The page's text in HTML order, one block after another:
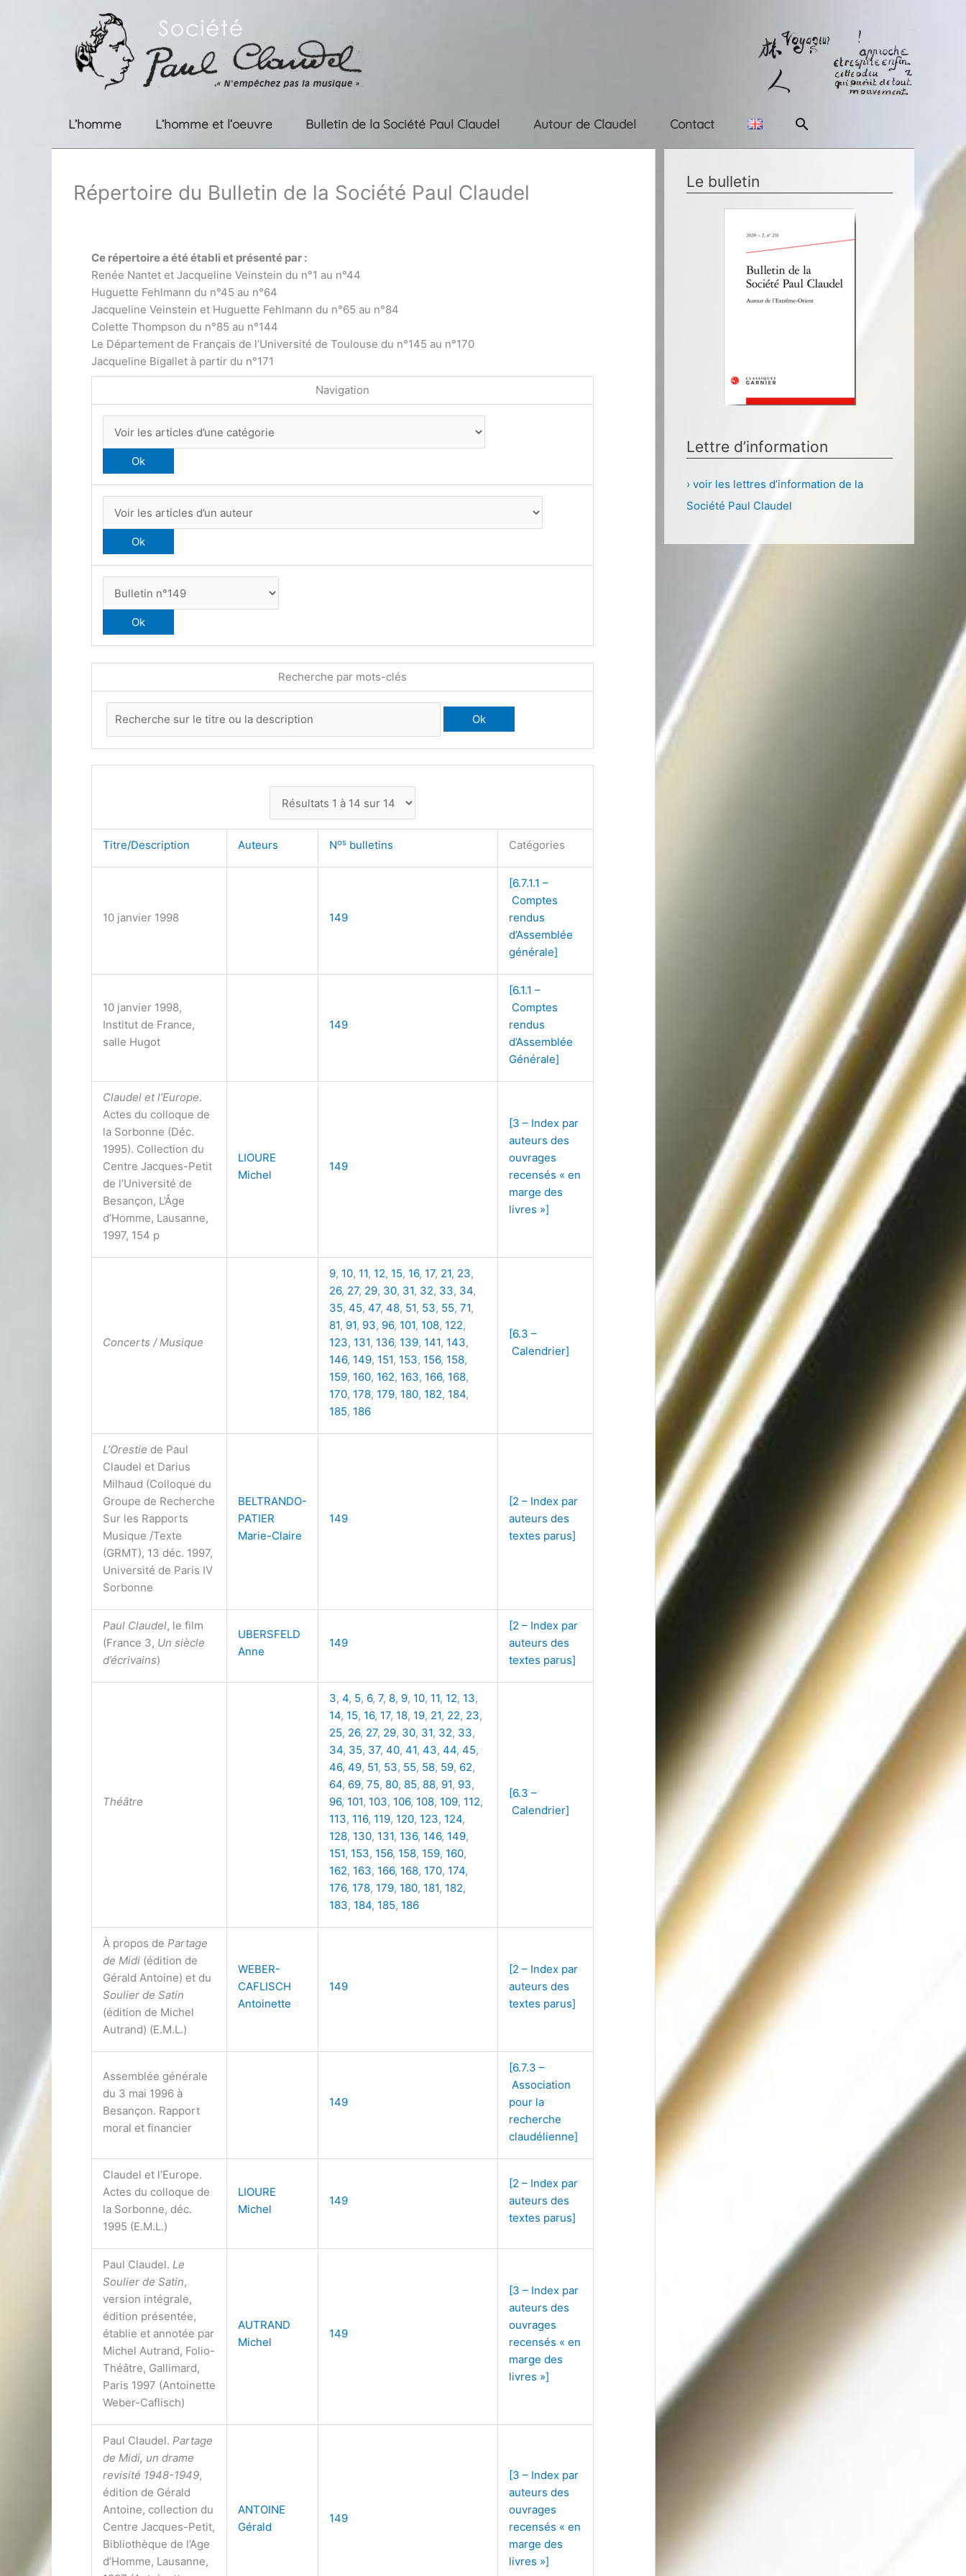
L’homme L’homme et l’oeuvre Bulletin de la Société Paul Claudel Autour de Claudel Contact Rechercher
Répertoire du Bulletin de la Société Paul Claudel
Ce répertoire a été établi et présenté par :
Renée Nantet et Jacqueline Veinstein du n°1 au n°44
Huguette Fehlmann du n°45 au n°64
Jacqueline Veinstein et Huguette Fehlmann du n°65 au n°84
Colette Thompson du n°85 au n°144
Le Département de Français de l’Université de Toulouse du n°145 au n°170
Jacqueline Bigallet à partir du n°171
Navigation
Recherche par mots-clés
Titre/Description Auteurs Nos bulletins Catégories
10 janvier 1998 149
[6.7.1.1 –
Comptes
rendus
d’Assemblée
générale]
10 janvier 1998,
Institut de France,
salle Hugot
149
[6.1.1 –
Comptes
rendus
d’Assemblée
Générale]
Claudel et l’Europe.
Actes du colloque de
la Sorbonne (Déc.
1995). Collection du
Centre Jacques-Petit
de l’Université de
Besançon, L’Âge
d’Homme, Lausanne,
1997, 154 p
LIOURE
Michel
149
[3 – Index par
auteurs des
ouvrages
recensés « en
marge des
livres »]
Concerts / Musique
9, 10, 11, 12, 15, 16, 17, 21, 23,
26, 27, 29, 30, 31, 32, 33, 34,
35, 45, 47, 48, 51, 53, 55, 71,
81, 91, 93, 96, 101, 108, 122,
123, 131, 136, 139, 141, 143,
146, 149, 151, 153, 156, 158,
159, 160, 162, 163, 166, 168,
170, 178, 179, 180, 182, 184,
185, 186
[6.3 –
Calendrier]
L’Orestie de Paul
Claudel et Darius
Milhaud (Colloque du
Groupe de Recherche
Sur les Rapports
Musique /Texte
(GRMT), 13 déc. 1997,
Université de Paris IV
Sorbonne
BELTRANDO-
PATIER
Marie-Claire
149
[2 – Index par
auteurs des
textes parus]
Paul Claudel, le film
(France 3, Un siècle
d’écrivains)
UBERSFELD
Anne
149
[2 – Index par
auteurs des
textes parus]
Théâtre
3, 4, 5, 6, 7, 8, 9, 10, 11, 12, 13,
14, 15, 16, 17, 18, 19, 21, 22, 23,
25, 26, 27, 29, 30, 31, 32, 33,
34, 35, 37, 40, 41, 43, 44, 45,
46, 49, 51, 53, 55, 58, 59, 62,
64, 69, 75, 80, 85, 88, 91, 93,
96, 101, 103, 106, 108, 109, 112,
113, 116, 119, 120, 123, 124,
128, 130, 131, 136, 146, 149,
151, 153, 156, 158, 159, 160,
162, 163, 166, 168, 170, 174,
176, 178, 179, 180, 181, 182,
183, 184, 185, 186
[6.3 –
Calendrier]
À propos de Partage
de Midi (édition de
Gérald Antoine) et du
Soulier de Satin
(édition de Michel
Autrand) (E.M.L.)
WEBER-
CAFLISCH
Antoinette
149
[2 – Index par
auteurs des
textes parus]
Assemblée générale
du 3 mai 1996 à
Besançon. Rapport
moral et financier
149
[6.7.3 –
Association
pour la
recherche
claudélienne]
Claudel et l’Europe.
Actes du colloque de
la Sorbonne, déc.
1995 (E.M.L.)
LIOURE
Michel
149
[2 – Index par
auteurs des
textes parus]
Paul Claudel. Le
Soulier de Satin,
version intégrale,
édition présentée,
établie et annotée par
Michel Autrand, Folio-
Théâtre, Gallimard,
Paris 1997 (Antoinette
Weber-Caflisch)
AUTRAND
Michel
149
[3 – Index par
auteurs des
ouvrages
recensés « en
marge des
livres »]
Paul Claudel. Partage
de Midi, un drame
revisité 1948-1949,
édition de Gérald
Antoine, collection du
Centre Jacques-Petit,
Bibliothèque de l’Age
d’Homme, Lausanne,
ANTOINE
Gérald
149
[3 – Index par
auteurs des
ouvrages
recensés « en
marge des
livres »]
Le bulletin
Lettre d’information
› voir les lettres d’information de la
Société Paul Claudel